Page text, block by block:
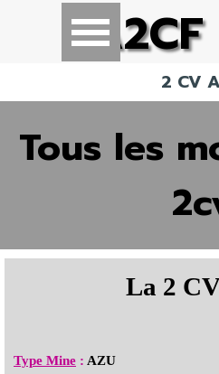
Aller au contenuA2CF
Sauter le menu
2 CV
Tous les
La 2
Type Mine : AZU